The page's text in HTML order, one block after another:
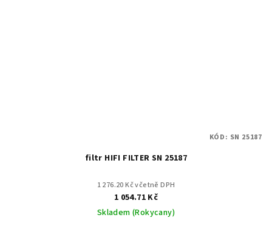
filtr HIFI FILTER SN 25187
1 276.20 Kč včetně DPH
1 054.71 Kč
Skladem (Rokycany)
KÓD: SN 25187